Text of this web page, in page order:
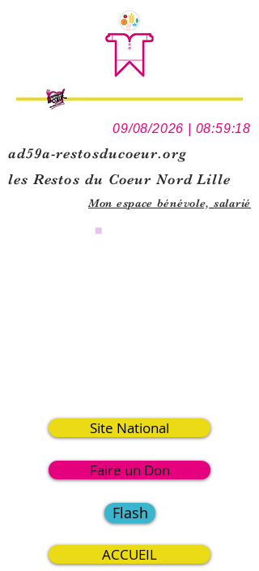
09/08/2026 | 08:59:18
ad59a-restosducoeur.org
les Restos du Coeur Nord Lille
Mon espace bénévole, salarié
Site National
Faire un Don
Flash
ACCUEIL